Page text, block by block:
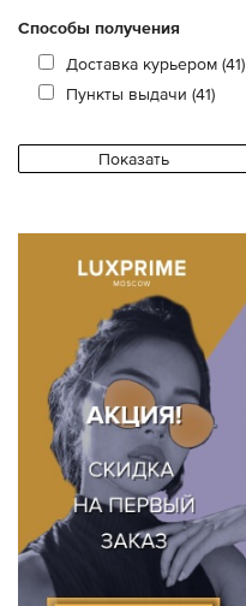
Способы получения
Доставка курьером (41)
Пункты выдачи (41)